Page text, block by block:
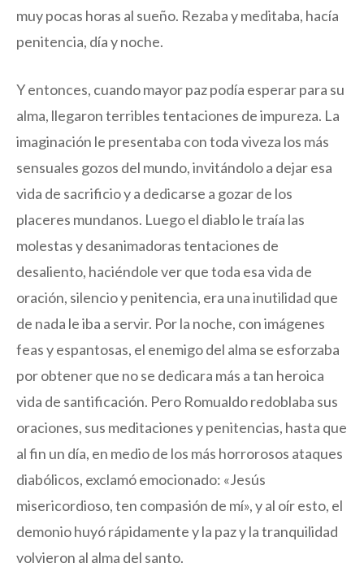
muy pocas horas al sueño. Rezaba y meditaba, hacía
penitencia, día y noche.
Y entonces, cuando mayor paz podía esperar para su
alma, llegaron terribles tentaciones de impureza. La
imaginación le presentaba con toda viveza los más
sensuales gozos del mundo, invitándolo a dejar esa
vida de sacrificio y a dedicarse a gozar de los
placeres mundanos. Luego el diablo le traía las
molestas y desanimadoras tentaciones de
desaliento, haciéndole ver que toda esa vida de
oración, silencio y penitencia, era una inutilidad que
de nada le iba a servir. Por la noche, con imágenes
feas y espantosas, el enemigo del alma se esforzaba
por obtener que no se dedicara más a tan heroica
vida de santificación. Pero Romualdo redoblaba sus
oraciones, sus meditaciones y penitencias, hasta que
al fin un día, en medio de los más horrorosos ataques
diabólicos, exclamó emocionado: «Jesús
misericordioso, ten compasión de mí», y al oír esto, el
demonio huyó rápidamente y la paz y la tranquilidad
volvieron al alma del santo.